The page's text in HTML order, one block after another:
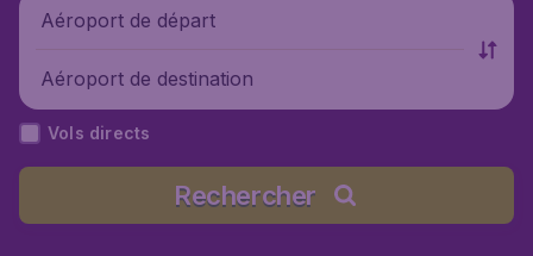
Aéroport de départ
Aéroport de destination
Vols directs
Rechercher